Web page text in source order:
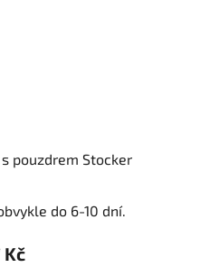
pouzdrem Stocker
do 6-10 dní.
Kč